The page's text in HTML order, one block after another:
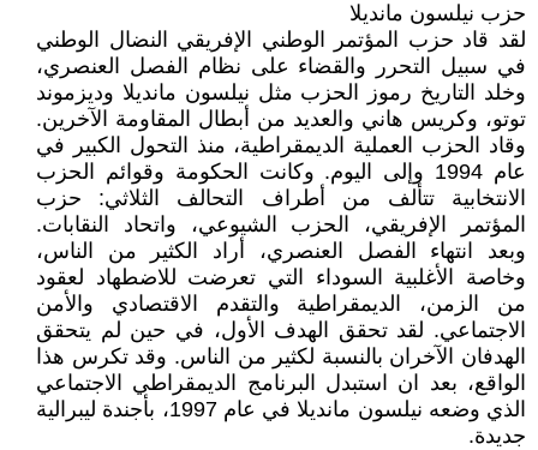
حزب نيلسون مانديلا
لقد قاد حزب المؤتمر الوطني الإفريقي النضال الوطني
في سبيل التحرر والقضاء على نظام الفصل العنصري،
وخلد التاريخ رموز الحزب مثل نيلسون مانديلا وديزموند
توتو، وكريس هاني والعديد من أبطال المقاومة الآخرين.
وقاد الحزب العملية الديمقراطية، منذ التحول الكبير في
عام 1994 وإلى اليوم. وكانت الحكومة وقوائم الحزب
الانتخابية تتألف من أطراف التحالف الثلاثي: حزب
المؤتمر الإفريقي، الحزب الشيوعي، واتحاد النقابات.
وبعد انتهاء الفصل العنصري، أراد الكثير من الناس،
وخاصة الأغلبية السوداء التي تعرضت للاضطهاد لعقود
من الزمن، الديمقراطية والتقدم الاقتصادي والأمن
الاجتماعي. لقد تحقق الهدف الأول، في حين لم يتحقق
الهدفان الآخران بالنسبة لكثير من الناس. وقد تكرس هذا
الواقع، بعد ان استبدل البرنامج الديمقراطي الاجتماعي
الذي وضعه نيلسون مانديلا في عام 1997، بأجندة ليبرالية
جديدة.